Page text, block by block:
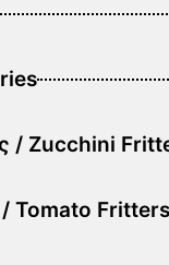
/ Zucchini
Tomato Fritters